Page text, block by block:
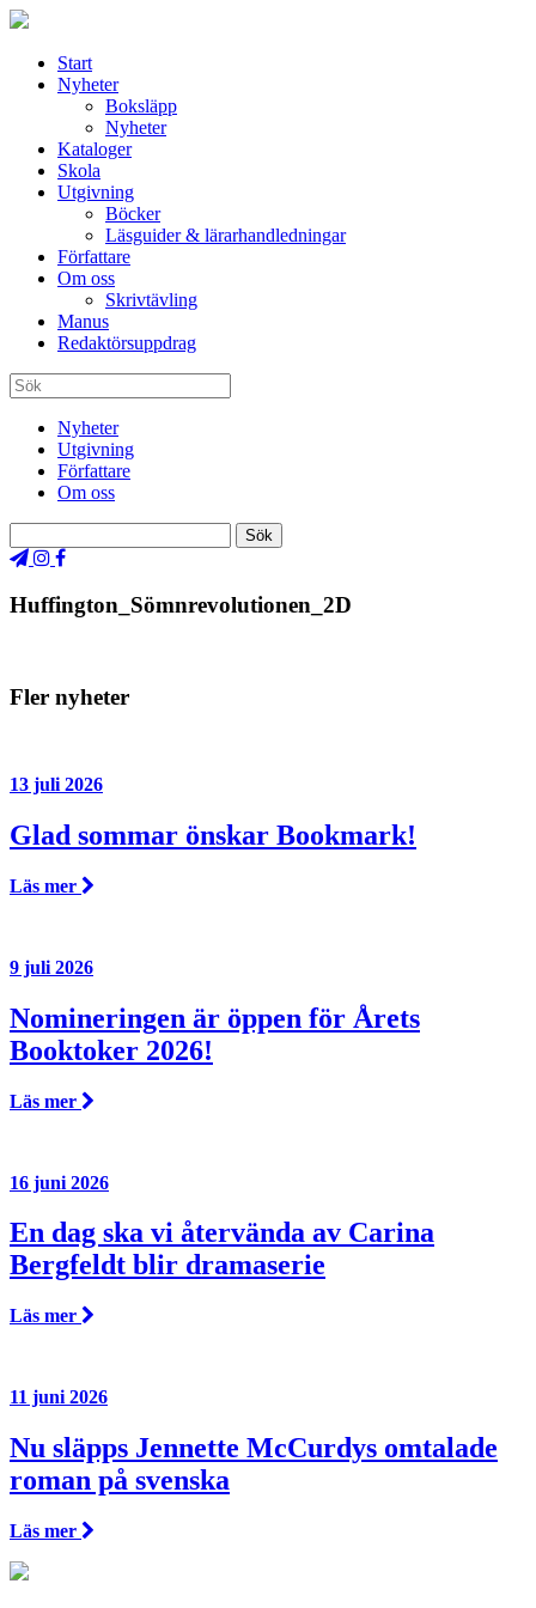
Start
Nyheter
Boksläpp
Nyheter
Kataloger
Skola
Utgivning
Böcker
Läsguider & lärarhandledningar
Författare
Om oss
Skrivtävling
Manus
Redaktörsuppdrag
Nyheter
Utgivning
Författare
Om oss
Huffington_Sömnrevolutionen_2D
Fler nyheter
13 juli 2026
Glad sommar önskar Bookmark!
Läs mer
9 juli 2026
Nomineringen är öppen för Årets
Booktoker 2026!
Läs mer
16 juni 2026
En dag ska vi återvända av Carina
Bergfeldt blir dramaserie
Läs mer
11 juni 2026
Nu släpps Jennette McCurdys omtalade
roman på svenska
Läs mer